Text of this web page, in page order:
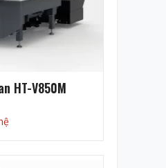
HT-V850M